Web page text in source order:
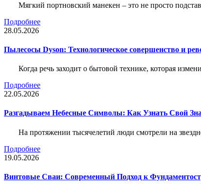
Мягкий портновский манекен – это не просто
Подробнее
28.05.2026
Пылесосы Dyson: Технологическое совершенство и
Когда речь заходит о бытовой технике, которая
Подробнее
22.05.2026
Разгадываем Небесные Символы: Как Узнать Свой
На протяжении тысячелетий люди смотрели на
Подробнее
19.05.2026
Винтовые Сваи: Современный Подход к